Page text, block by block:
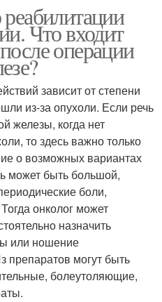
Что входит
операции
зависит от степени
из-за опухоли. Если речь
железы, когда нет
то здесь важно только
о возможных вариантах
может быть большой,
боли,
онколог может
назначить
или ношение
препаратов могут быть
болеутоляющие,